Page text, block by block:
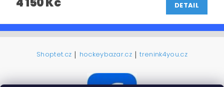
DETAIL
Shoptet.cz | hockeybazar.cz | trenink4you.cz